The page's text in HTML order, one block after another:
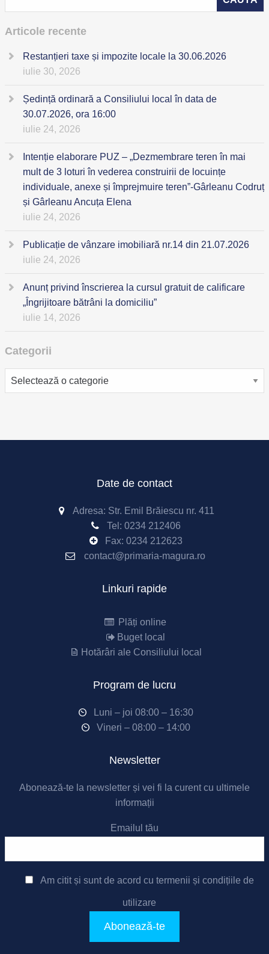
Articole recente
Restanțieri taxe și impozite locale la 30.06.2026
iulie 30, 2026
Ședință ordinară a Consiliului local în data de
30.07.2026, ora 16:00
iulie 24, 2026
Intenție elaborare PUZ – „Dezmembrare teren în mai
mult de 3 loturi în vederea construirii de locuințe
individuale, anexe și împrejmuire teren”-Gârleanu Codruț
și Gârleanu Ancuța Elena
iulie 24, 2026
Publicație de vânzare imobiliară nr.14 din 21.07.2026
iulie 24, 2026
Anunț privind înscrierea la cursul gratuit de calificare
„Îngrijitoare bătrâni la domiciliu”
iulie 14, 2026
Categorii
Categorii
Date de contact
Adresa: Str. Emil Brăiescu nr. 411
Tel: 0234 212406
Fax: 0234 212623
contact@primaria-magura.ro
Linkuri rapide
Plăți online
Buget local
Hotărâri ale Consiliului local
Program de lucru
Luni – joi 08:00 – 16:30
Vineri – 08:00 – 14:00
Newsletter
Abonează-te la newsletter și vei fi la curent cu ultimele
informații
Emailul tău
Am citit și sunt de acord cu termenii și condițiile de
utilizare